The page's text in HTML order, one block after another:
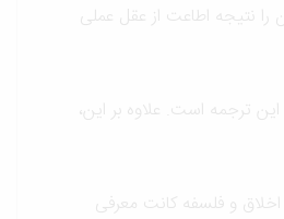
نتیجه اطاعت از عقل عملی
ترجمه است. علاوه بر این،
و فلسفه کانت معرفی